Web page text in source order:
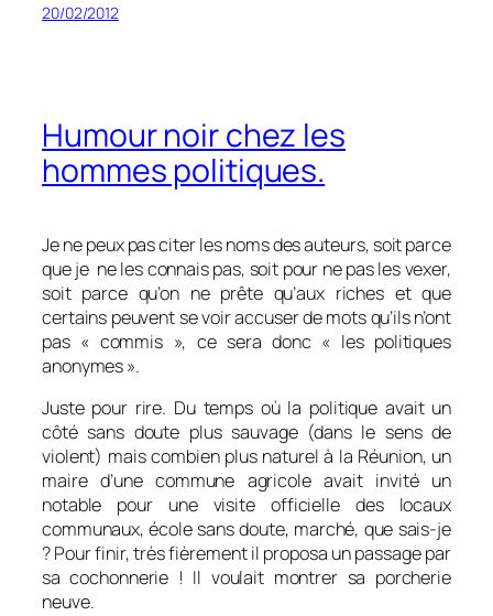
20/02/2012
Humour noir chez les
hommes politiques.
Je ne peux pas citer les noms des auteurs, soit parce
que je ne les connais pas, soit pour ne pas les vexer,
soit parce qu’on ne prête qu’aux riches et que
certains peuvent se voir accuser de mots qu’ils n’ont
pas « commis », ce sera donc « les politiques
anonymes ».
Juste pour rire. Du temps où la politique avait un
côté sans doute plus sauvage (dans le sens de
violent) mais combien plus naturel à la Réunion, un
maire d’une commune agricole avait invité un
notable pour une visite officielle des locaux
communaux, école sans doute, marché, que sais-je
? Pour finir, très fièrement il proposa un passage par
sa cochonnerie ! Il voulait montrer sa porcherie
neuve.